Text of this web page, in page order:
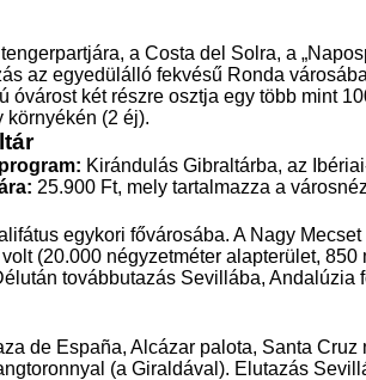
a Costa del Solra, a
az egyedülálló fekvésű Ronda
óvárost két részre osztja egy több mint
környékén (2 éj).
Kirándulás Gibraltárba, az
25.900 Ft, mely tartalmazza a
egykori fővárosába. A Nagy
(20.000 négyzetméter alapterület,
továbbutazás Sevillába,
de España, Alcázar palota, Santa
(a Giraldával). Elutazás